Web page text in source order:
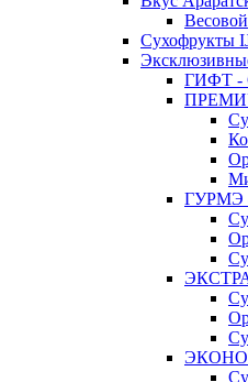
Весовой
Сухофрукты
ГИФТ -
ГУРМЭ